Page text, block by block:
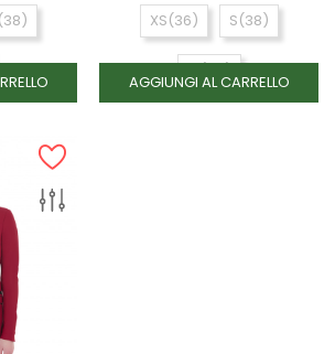
XS(36) S(38)
M(40)
AGGIUNGI AL CARRELLO